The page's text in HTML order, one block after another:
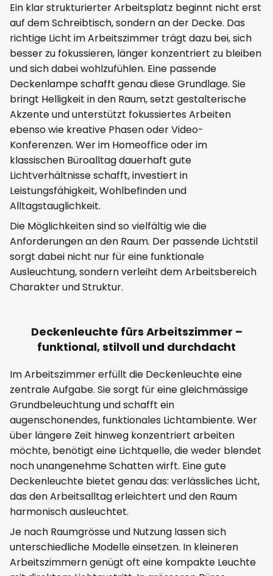
Ein klar strukturierter Arbeitsplatz beginnt nicht erst
auf dem Schreibtisch, sondern an der Decke. Das
richtige Licht im Arbeitszimmer trägt dazu bei, sich
besser zu fokussieren, länger konzentriert zu bleiben
und sich dabei wohlzufühlen. Eine passende
Deckenlampe schafft genau diese Grundlage. Sie
bringt Helligkeit in den Raum, setzt gestalterische
Akzente und unterstützt fokussiertes Arbeiten
ebenso wie kreative Phasen oder Video-
Konferenzen. Wer im Homeoffice oder im
klassischen Büroalltag dauerhaft gute
Lichtverhältnisse schafft, investiert in
Leistungsfähigkeit, Wohlbefinden und
Alltagstauglichkeit.
Die Möglichkeiten sind so vielfältig wie die
Anforderungen an den Raum. Der passende Lichtstil
sorgt dabei nicht nur für eine funktionale
Ausleuchtung, sondern verleiht dem Arbeitsbereich
Charakter und Struktur.
Deckenleuchte fürs Arbeitszimmer –
funktional, stilvoll und durchdacht
Im Arbeitszimmer erfüllt die Deckenleuchte eine
zentrale Aufgabe. Sie sorgt für eine gleichmässige
Grundbeleuchtung und schafft ein
augenschonendes, funktionales Lichtambiente. Wer
über längere Zeit hinweg konzentriert arbeiten
möchte, benötigt eine Lichtquelle, die weder blendet
noch unangenehme Schatten wirft. Eine gute
Deckenleuchte bietet genau das: verlässliches Licht,
das den Arbeitsalltag erleichtert und den Raum
harmonisch ausleuchtet.
Je nach Raumgrösse und Nutzung lassen sich
unterschiedliche Modelle einsetzen. In kleineren
Arbeitszimmern genügt oft eine kompakte Leuchte